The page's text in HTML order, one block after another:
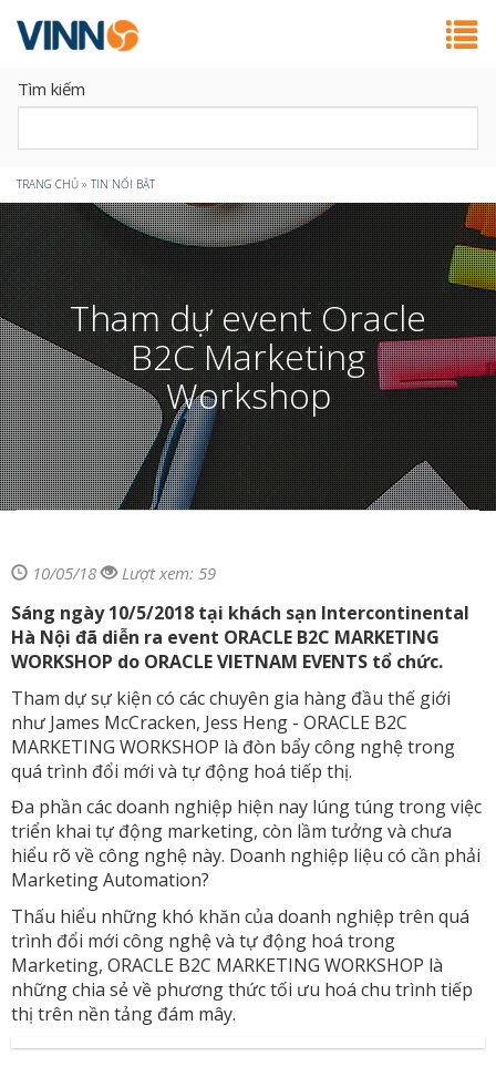
Tìm kiếm
Bạn
đang
ở
đây
TRANG CHỦ » TIN NỔI BẬT
Tham dự event Oracle
B2C Marketing
Workshop
10/05/18 Lượt xem: 59
Sáng ngày 10/5/2018 tại khách sạn Intercontinental
Hà Nội đã diễn ra event ORACLE B2C MARKETING
WORKSHOP do ORACLE VIETNAM EVENTS tổ chức.
Tham dự sự kiện có các chuyên gia hàng đầu thế giới
như James McCracken, Jess Heng - ORACLE B2C
MARKETING WORKSHOP là đòn bẩy công nghệ trong
quá trình đổi mới và tự động hoá tiếp thị.
Đa phần các doanh nghiệp hiện nay lúng túng trong việc
triển khai tự động marketing, còn lầm tưởng và chưa
hiểu rõ về công nghệ này. Doanh nghiệp liệu có cần phải
Marketing Automation?
Thấu hiểu những khó khăn của doanh nghiệp trên quá
trình đổi mới công nghệ và tự động hoá trong
Marketing, ORACLE B2C MARKETING WORKSHOP là
những chia sẻ về phương thức tối ưu hoá chu trình tiếp
thị trên nền tảng đám mây.